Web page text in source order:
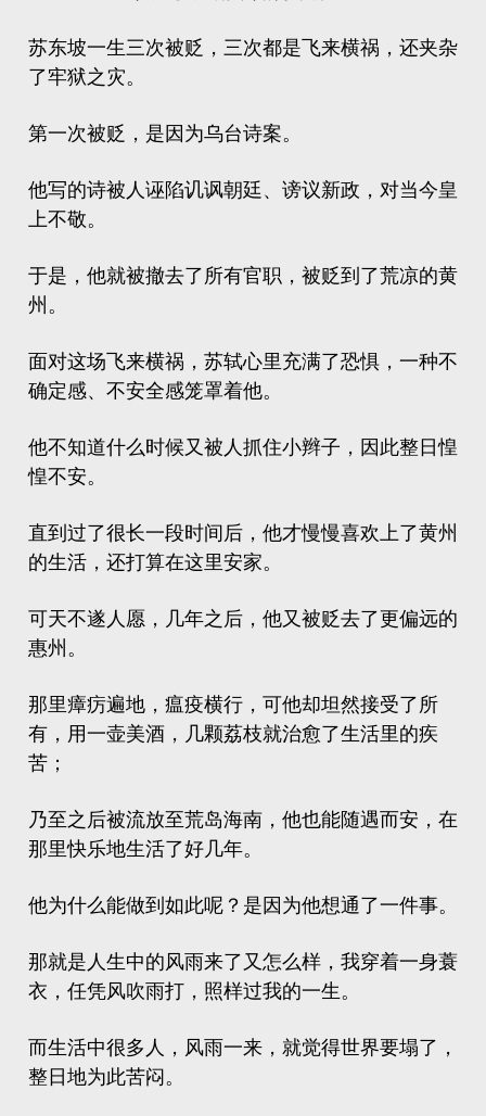
苏东坡一生三次被贬，三次都是飞来横祸，还夹杂
了牢狱之灾。
第一次被贬，是因为乌台诗案。
他写的诗被人诬陷讥讽朝廷、谤议新政，对当今皇
上不敬。
于是，他就被撤去了所有官职，被贬到了荒凉的黄
州。
面对这场飞来横祸，苏轼心里充满了恐惧，一种不
确定感、不安全感笼罩着他。
他不知道什么时候又被人抓住小辫子，因此整日惶
惶不安。
直到过了很长一段时间后，他才慢慢喜欢上了黄州
的生活，还打算在这里安家。
可天不遂人愿，几年之后，他又被贬去了更偏远的
惠州。
那里瘴疠遍地，瘟疫横行，可他却坦然接受了所
有，用一壶美酒，几颗荔枝就治愈了生活里的疾
苦；
乃至之后被流放至荒岛海南，他也能随遇而安，在
那里快乐地生活了好几年。
他为什么能做到如此呢？是因为他想通了一件事。
那就是人生中的风雨来了又怎么样，我穿着一身蓑
衣，任凭风吹雨打，照样过我的一生。
而生活中很多人，风雨一来，就觉得世界要塌了，
整日地为此苦闷。